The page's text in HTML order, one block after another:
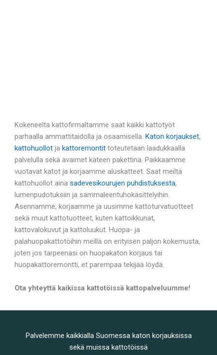
Kokeneelta kattofirmaltamme saat kaikki kattotyöt
parhaalla ammattitaidolla ja osaamisella. Katon korjaukset,
kattohuollot ja kattoremontit toteutetaan laadukkaalla
palvelulla sekä avaimet käteen pakettina. Paikkaamme
vuotavat katot ja korjaamme aluskatteet. Saat meiltä
kattohuollot aina sadevesikourujen puhdistuksesta,
lumenpudotuksiin ja sammaleentuhokäsittelyihin.
Asennamme, korjaamme ja uusimme kattoturvatuotteet
sekä muut kattotuotteet, kuten kattoikkunat,
kattovalokuvut ja kattoluukut. Huopa- ja
palahuopakattotöihin meillä on erityisen paljon kokemusta,
joten jos tarpeenasi on huopakaton korjaus tai
huopakattoremontti, et parempaa tekijää löydä.
Ota yhteyttä kaikissa kattotöissä kattopalveluumme!
Palvelemme kaikkialla Suomessa katon korjauksissa
sekä muissa kattotöissä